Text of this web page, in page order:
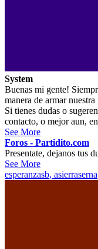
System
Buenas mi gente!
manera de armar
Si tienes dudas o
contacto, o mejor aun,
See More
Foros - Partidito.com
Presentate, dejanos tus
See More
esperanzasb, asierraserna